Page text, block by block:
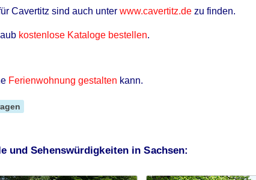
Cavertitz sind auch unter www.cavertitz.de zu finden.
kostenlose Kataloge bestellen.
Ferienwohnung gestalten kann.
und Sehenswürdigkeiten in Sachsen: